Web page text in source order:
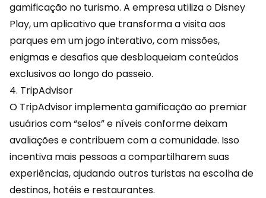
gamificação no turismo. A empresa utiliza o Disney
Play, um aplicativo que transforma a visita aos
parques em um jogo interativo, com missões,
enigmas e desafios que desbloqueiam conteúdos
exclusivos ao longo do passeio.
4. TripAdvisor
O TripAdvisor implementa gamificação ao premiar
usuários com “selos” e níveisconforme deixam
avaliações e contribuem com a comunidade. Isso
incentiva mais pessoas a compartilharem suas
experiências, ajudando outros turistas na escolha de
destinos, hotéis e restaurantes.